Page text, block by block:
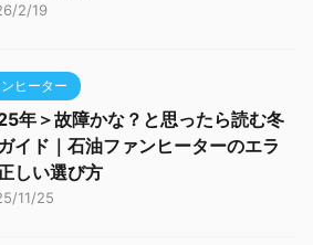
2/19
ヒーター
年＞故障かな？と思ったら読む冬
イド｜石油ファンヒーターのエラ
しい選び方
11/25